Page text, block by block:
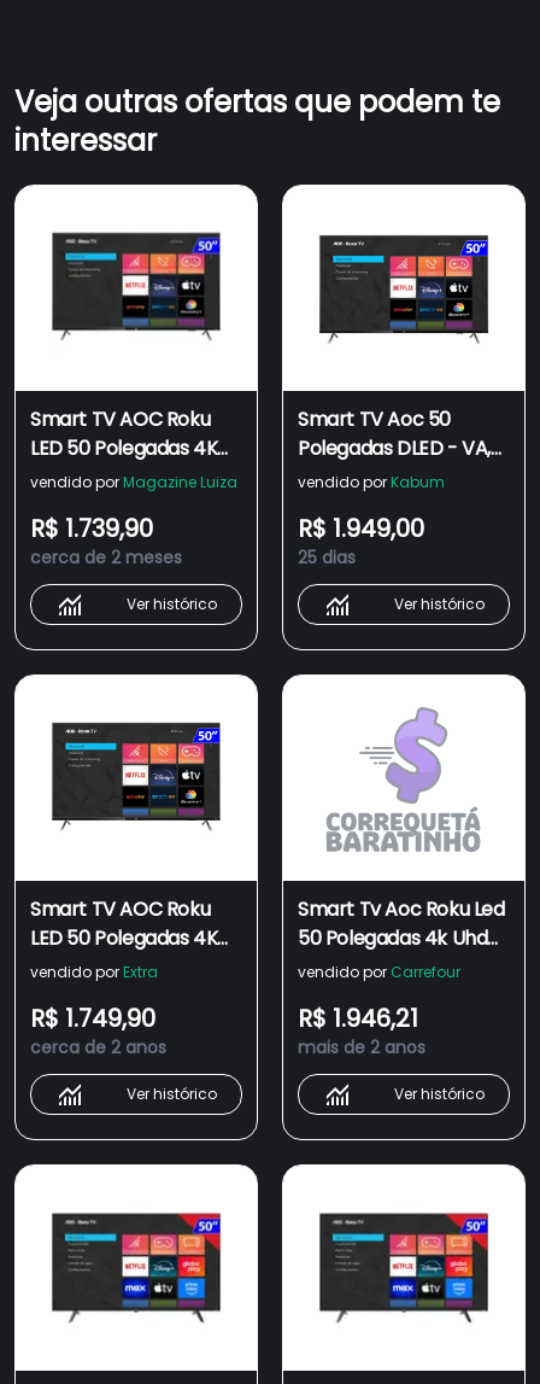
Veja outras ofertas que podem te
interessar
Smart TV AOC Roku
LED 50 Polegadas 4K
UHD Wi-Fi
vendido por Magazine Luiza
R$ 1.739,90
cerca de 2 meses
Ver histórico
Smart TV Aoc 50
Polegadas DLED - VA,
4K UHD, Wi-Fi, Linha
vendido por Kabum
R$ 1.949,00
25 dias
Ver histórico
Smart TV AOC Roku
LED 50 Polegadas 4K
UHD Wi-Fi
vendido por Extra
R$ 1.749,90
cerca de 2 anos
Ver histórico
Smart Tv Aoc Roku Led
50 Polegadas 4k Uhd
Wi-fi 50u6125/78g
vendido por Carrefour
R$ 1.946,21
mais de 2 anos
Ver histórico